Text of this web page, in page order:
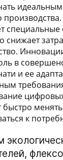
снижает
в
и ее
быстро
к